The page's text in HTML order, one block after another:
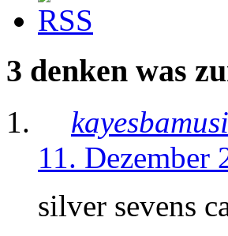
3 denken was
11. Dezember
silver sevens